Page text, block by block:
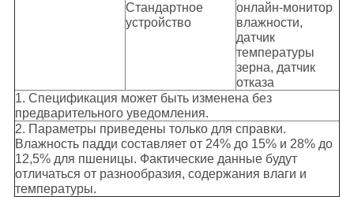
Стандартное
устройство
онлайн-монитор
влажности,
датчик
температуры
зерна, датчик
отказа
1. Спецификация может быть изменена без
предварительного уведомления.
2. Параметры приведены только для справки.
Влажность падди составляет от 24% до 15% и 28% до
12,5% для пшеницы. Фактические данные будут
отличаться от разнообразия, содержания влаги и
температуры.